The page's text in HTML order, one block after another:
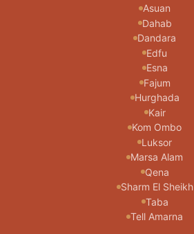
Asuan
Dahab
Dandara
Edfu
Esna
Fajum
Hurghada
Kair
Kom Ombo
Luksor
Marsa Alam
Qena
Sharm El Sheikh
Taba
Tell Amarna